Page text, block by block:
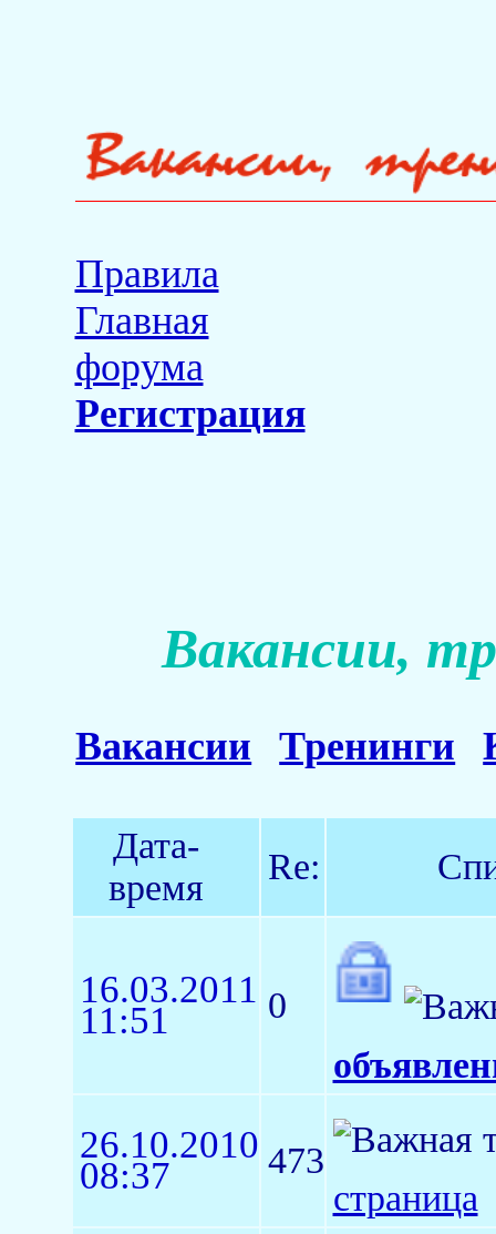
Правила
Главная
форума
Регистрация
Вакансии,
Вакансии Тренинги
Дата-
время
Re:
16.03.2011
11:51
0
26.10.2010
08:37
473
страница